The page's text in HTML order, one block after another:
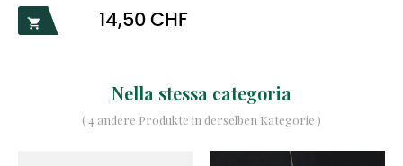

Prezzo
14,50 CHF
Nella stessa categoria
( 4 andere Produkte in derselben Kategorie )